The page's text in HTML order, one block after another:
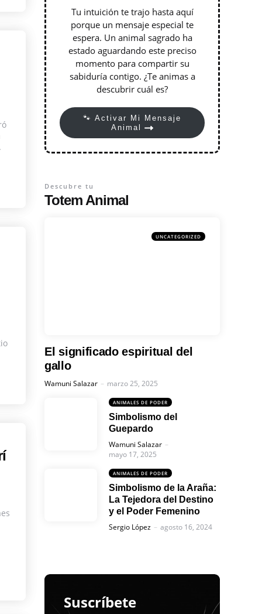
Tu intuición te trajo hasta aquí
porque un mensaje especial te
espera. Un animal sagrado ha
estado aguardando este preciso
momento para compartir su
sabiduría contigo. ¿Te animas a
descubrir cuál es?
🐾 Activar Mi Mensaje
Animal
Totem Animal
Descubre tu
UNCATEGORIZED
El significado espiritual del
gallo
Posted
Wamuni Salazar marzo 25, 2025
ANIMALES DE PODER
Simbolismo del
Guepardo
Posted
Wamuni Salazar
mayo 17, 2025
ANIMALES DE PODER
Simbolismo de la Araña:
La Tejedora del Destino
y el Poder Femenino
Posted
Sergio López agosto 16, 2024
Suscríbete